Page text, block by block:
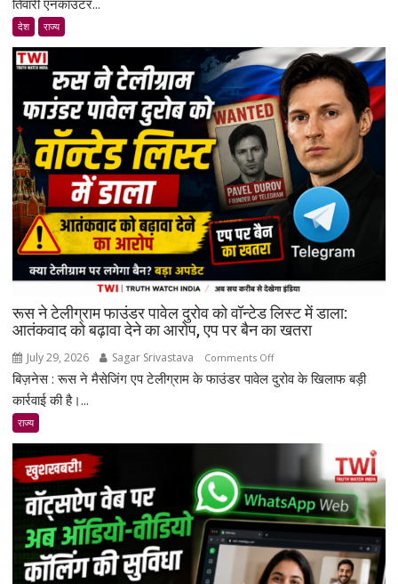
मामले
में
पुलिसकर्मी
गिरफ्तार
तिवारी एनकाउंटर...
देश राज्य
रूस ने टेलीग्राम फाउंडर पावेल दुरोव को वॉन्टेड लिस्ट में डाला:
आतंकवाद को बढ़ावा देने का आरोप, एप पर बैन का खतरा
July 29, 2026 Sagar Srivastava Comments Offon
रूस
को
वॉन्टेड
में
डाला:
बिज़नेस : रूस ने मैसेजिंग एप टेलीग्राम के फाउंडर पावेल दुरोव के खिलाफ बड़ी
कार्रवाई की है।...
राज्य